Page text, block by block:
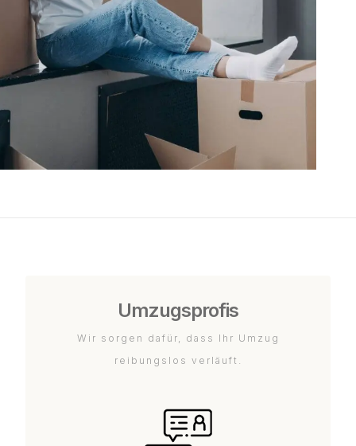
Umzugsprofis
Wir sorgen dafür, dass Ihr Umzug
reibungslos verläuft.